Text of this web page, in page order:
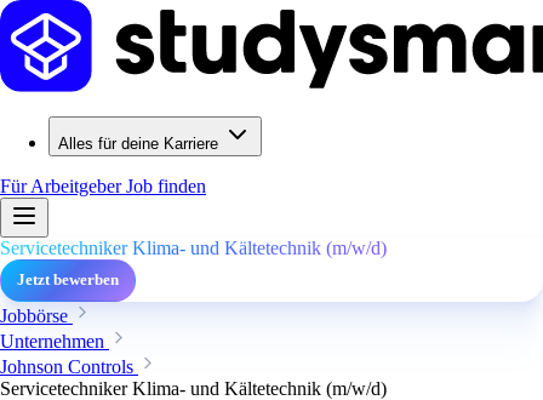
Alles für deine Karriere
Für ArbeitgeberJob finden
Servicetechniker Klima- und Kältetechnik (m/w/d)
Jetzt bewerben
Jobbörse
Unternehmen
Johnson Controls
Servicetechniker Klima- und Kältetechnik (m/w/d)